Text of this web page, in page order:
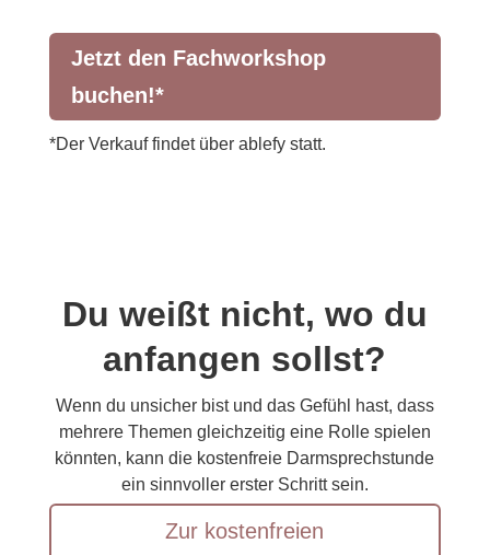
Jetzt den Fachworkshop
buchen!*
*Der Verkauf findet über ablefy statt.
Du weißt nicht, wo du
anfangen sollst?
Wenn du unsicher bist und das Gefühl hast, dass
mehrere Themen gleichzeitig eine Rolle spielen
könnten, kann die kostenfreie Darmsprechstunde
ein sinnvoller erster Schritt sein.
Zur kostenfreien